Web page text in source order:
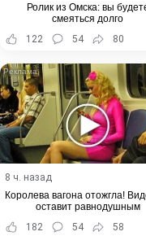
Ролик из Омска: вы
смеяться долго
122
54 80
8 ч. назад
Королева вагона отожгла!
оставит равнодушным
182
54 58